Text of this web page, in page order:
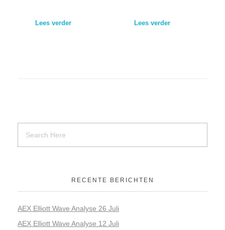
Lees verder Lees verder
RECENTE BERICHTEN
AEX Elliott Wave Analyse 26 Juli
AEX Elliott Wave Analyse 12 Juli